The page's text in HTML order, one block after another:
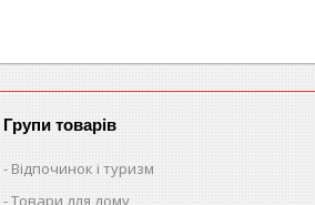
Групи товарів
Відпочинок і туризм
Товари для дому